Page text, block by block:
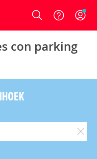
Login
con parking